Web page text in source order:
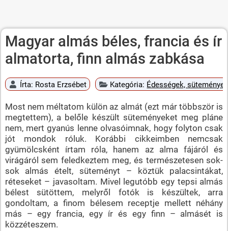
Magyar almás béles, francia és ír
almatorta, finn almás zabkása
Írta: Rosta Erzsébet Kategória: Édességek,
Most nem méltatom külön az almát (ezt már többször is
megtettem), a belőle készült süteményeket meg pláne
nem, mert gyanús lenne olvasóimnak, hogy folyton csak
jót mondok róluk. Korábbi cikkeimben nemcsak
gyümölcsként írtam róla, hanem az alma fájáról és
virágáról sem feledkeztem meg, és természetesen sok-
sok almás ételt, süteményt – köztük palacsintákat,
réteseket – javasoltam. Mivel legutóbb egy tepsi almás
bélest sütöttem, melyről fotók is készültek, arra
gondoltam, a finom bélesem receptje mellett néhány
más – egy francia, egy ír és egy finn – almásét is
közzéteszem.